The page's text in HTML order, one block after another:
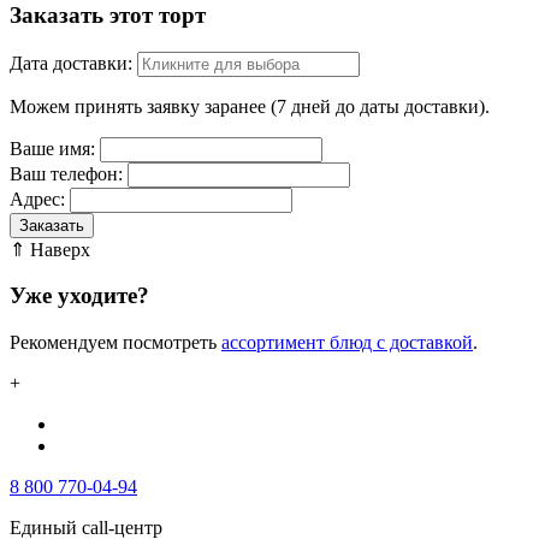
Заказать этот торт
Дата доставки:
Можем принять заявку заранее (7 дней до даты доставки).
Ваше имя:
Ваш телефон:
Адрес:
Заказать
⇑ Наверх
Уже уходите?
Рекомендуем посмотреть ассортимент блюд с доставкой.
+
8 800 770-04-94
Единый call-центр